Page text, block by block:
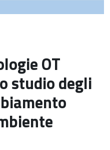
OT
studio degli